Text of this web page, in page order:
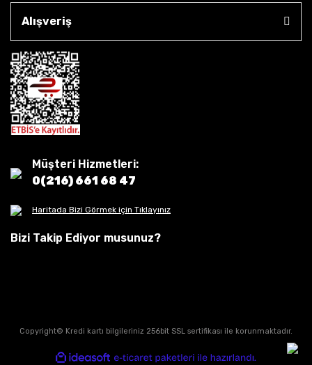
Alışveriş
Müşteri Hizmetleri:
0(216) 661 68 47
Haritada Bizi Görmek için Tıklayınız
Bizi Takip Ediyor musunuz?
Copyright© Kredi kartı bilgileriniz 256bit SSL sertifikası ile korunmaktadır.
ideasoft e-